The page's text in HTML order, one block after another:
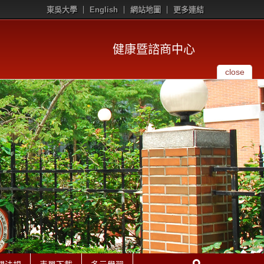
東吳大學 English 網站地圖 更多連結
健康暨諮商中心
close